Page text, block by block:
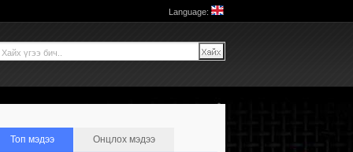
Language:
Топ мэдээ Онцлох мэдээ